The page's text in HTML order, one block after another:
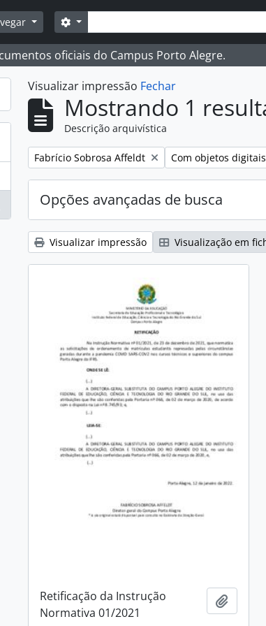
Buscar
Opções de busca
oficiais do Campus Porto Alegre.
Visualizar impressão Fechar
Mostrando 1
Descrição arquivística
Remover filtro:
Fabrício Sobrosa Affeldt Remover filtro:
Com objetos digitais
Opções avançadas de busca
Visualizar impressão Visualização em
Retificação da Instrução
Normativa 01/2021